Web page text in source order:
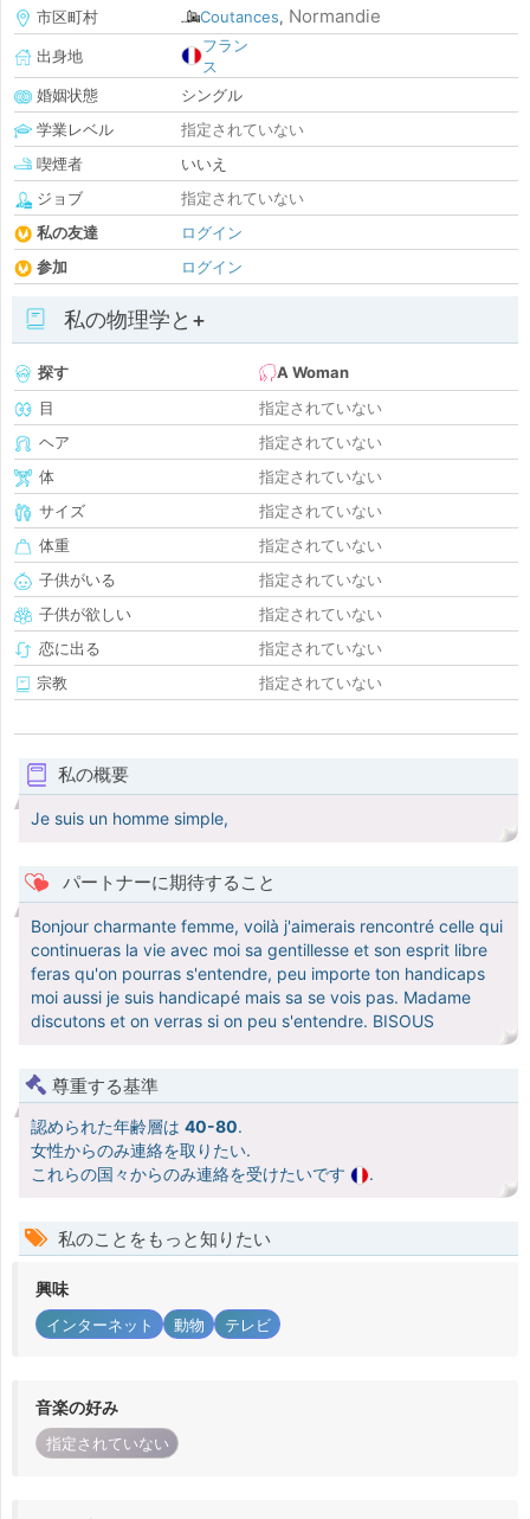
市区町村
Coutances, Normandie
出身地
フラン
ス
婚姻状態
シングル
学業レベル
指定されていない
喫煙者
いいえ
ジョブ
指定されていない
私の友達
ログイン
参加
ログイン
私の物理学と+
探す
A Woman
目
指定されていない
ヘア
指定されていない
体
指定されていない
サイズ
指定されていない
体重
指定されていない
子供がいる
指定されていない
子供が欲しい
指定されていない
恋に出る
指定されていない
宗教
指定されていない
私の概要
Je suis un homme simple,
パートナーに期待すること
Bonjour charmante femme, voilà j'aimerais rencontré celle qui
continueras la vie avec moi sa gentillesse et son esprit libre
feras qu'on pourras s'entendre, peu importe ton handicaps
moi aussi je suis handicapé mais sa se vois pas. Madame
discutons et on verras si on peu s'entendre. BISOUS
尊重する基準
認められた年齢層は 40-80.
女性からのみ連絡を取りたい.
これらの国々からのみ連絡を受けたいです
.
私のことをもっと知りたい
興味
インターネット 動物 テレビ
音楽の好み
指定されていない